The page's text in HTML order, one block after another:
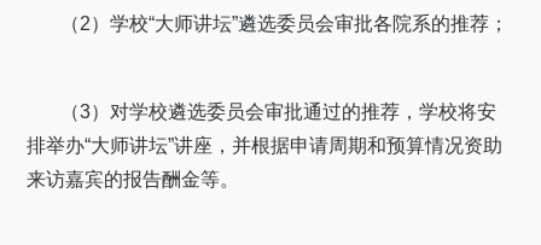
（2）学校“大师讲坛”遴选委员会审批各院系的推荐；
（3）对学校遴选委员会审批通过的推荐，学校将安
排举办“大师讲坛”讲座，并根据申请周期和预算情况资助
来访嘉宾的报告酬金等。